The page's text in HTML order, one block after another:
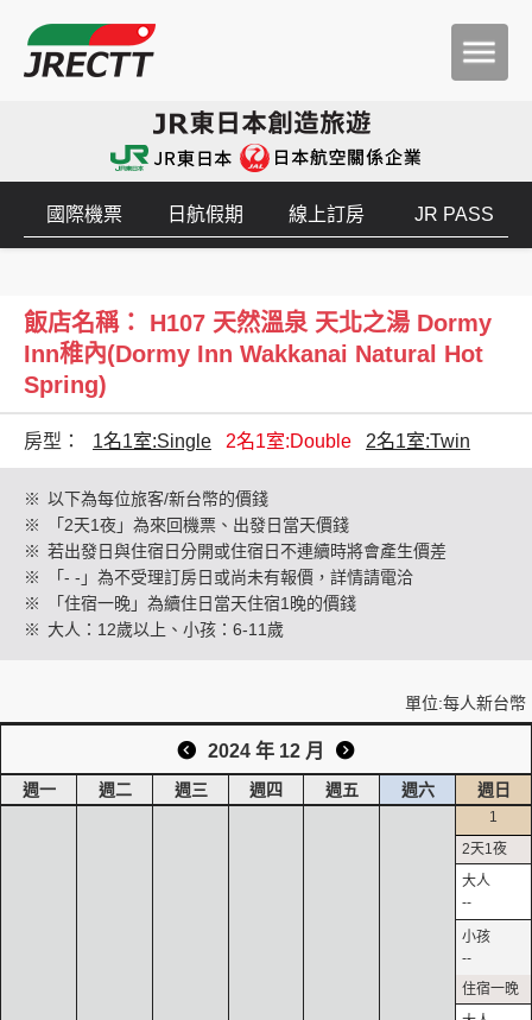
創造旅遊
國際機票 日航假期 線上訂房 JR PASS
飯店名稱： H107 天然溫泉 天北之湯 Dormy
Inn稚內(Dormy Inn Wakkanai Natural Hot
Spring)
房型： 1名1室:Single 2名1室:Double 2名1室:Twin
※ 以下為每位旅客/新台幣的價錢
※
「2天1夜」為來回機票、出發日當天價錢
※ 若出發日與住宿日分開或住宿日不連續時將會產生價差
※
「- -」為不受理訂房日或尚未有報價，詳情請電洽
※
「住宿一晚」為續住日當天住宿1晚的價錢
※ 大人：12歲以上、小孩：6-11歲
單位:每人新台幣
2024 年 12 月
週一 週二 週三 週四 週五 週六 週日
1
--
--